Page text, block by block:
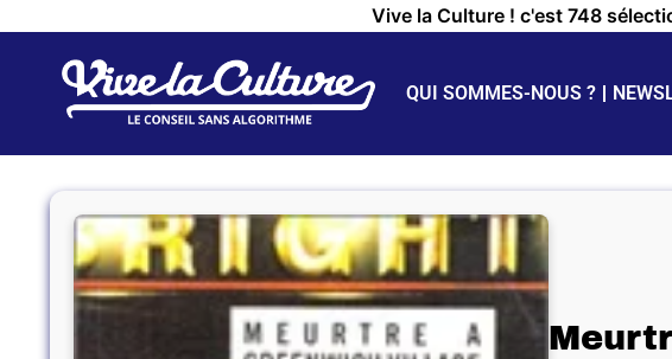
Vive la Culture ! c'est 748
QUI SOMMES-NOUS ?